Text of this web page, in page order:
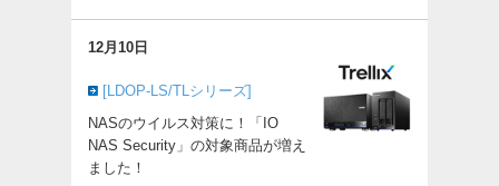
12月10日
[LDOP-LS/TLシリーズ]
NASのウイルス対策に！「IO
NAS Security」の対象商品が増え
ました！